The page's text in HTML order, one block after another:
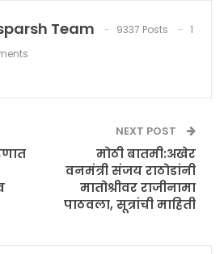
Team 9337 Posts
1
NEXT POST
मोठी बातमी:अखेर
वनमंत्री संजय राठोडांनी
मातोश्रीवर राजीनामा
पाठवला, सूत्रांची माहिती